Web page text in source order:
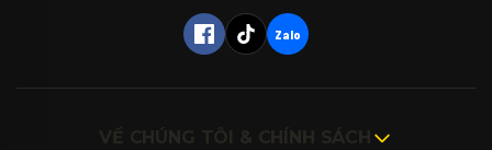
(Bấm biểu tượng Micro để nói trực tiếp với
Zalo